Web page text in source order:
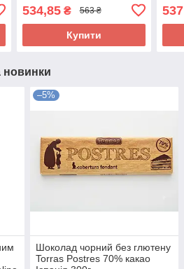
534,85₴ 563 ₴
Купити
новинки
–5%
Шоколад чорний без глютену
Torras Postres 70% какао